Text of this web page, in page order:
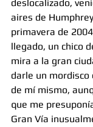
deslocalizado,
aires de
primavera de
llegado, un chico
mira a la gran
darle un mordisco
de mí mismo,
que me
Gran Vía